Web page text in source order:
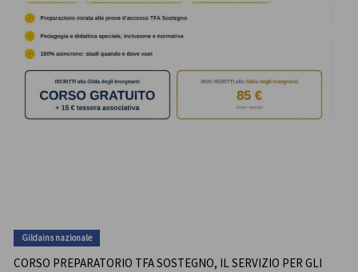
Gildains nazionale
CORSO PREPARATORIO TFA SOSTEGNO, IL SERVIZIO PER GLI